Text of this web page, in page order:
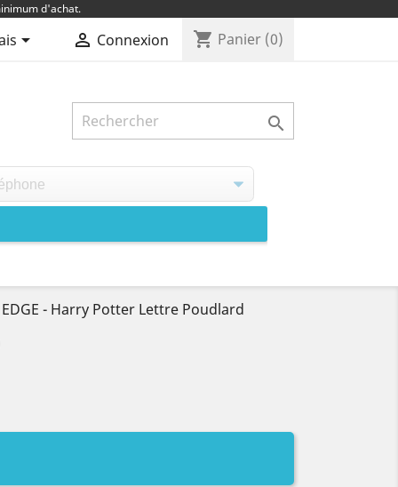
d'achat.
  Connexion shopping_cart Panier (0)

- Harry Potter Lettre Poudlard